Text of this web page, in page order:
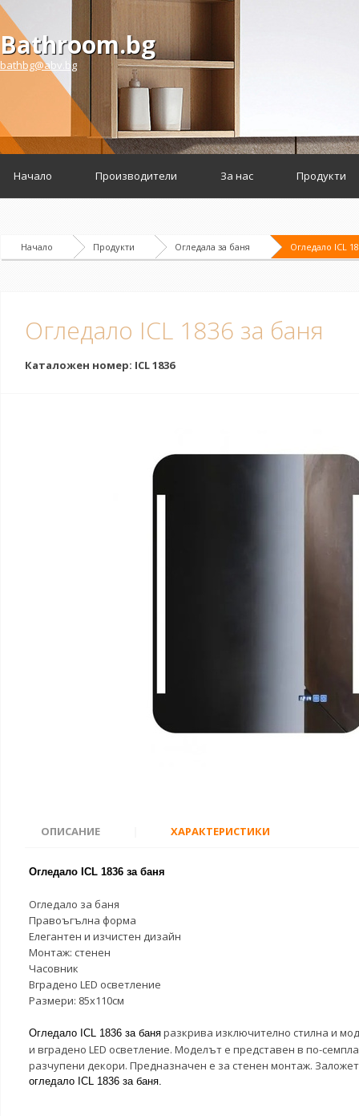
Bathroom.bg
bathbg@abv.bg
Начало Производители За нас Продукти
Начало Продукти Огледала за баня Огледало ICL
Огледало ICL 1836 за баня
Каталожен номер: ICL 1836
ОПИСАНИЕ ХАРАКТЕРИСТИКИ
Огледало ICL 1836 за баня
Огледало за баня
Правоъгълна форма
Елегантен и изчистен дизайн
Монтаж: стенен
Часовник
Вградено LED осветление
Размери: 85x110см
Огледало ICL 1836 за баня разкрива изключително стилна и
и вградено LED осветление. Моделът е представен в по-
разчупени декори. Предназначен е за стенен монтаж.
огледало ICL 1836 за баня.